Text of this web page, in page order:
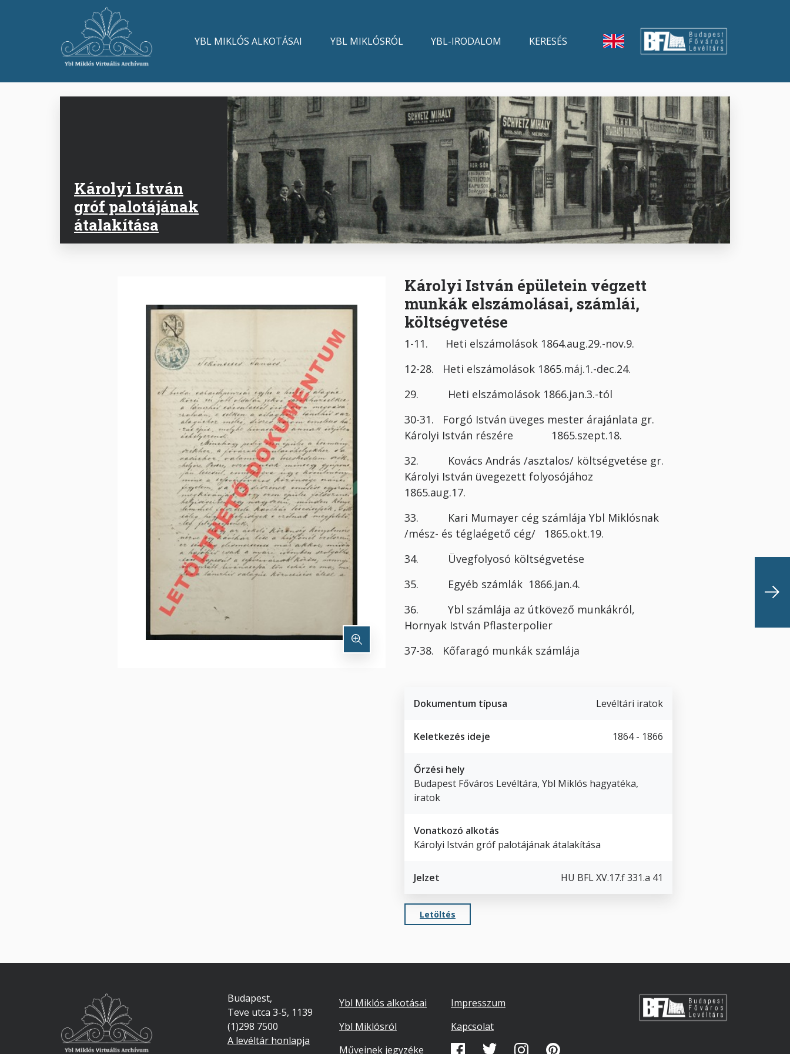
MainYBL MIKLÓS ALKOTÁSAI YBL MIKLÓSRÓL YBL-IRODALOM KERESÉS
Károlyi István
gróf palotájának
átalakítása
Károlyi István épületein végzett
munkák elszámolásai, számlái,
költségvetése
1-11. Heti elszámolások 1864.aug.29.-nov.9.
12-28. Heti elszámolások 1865.máj.1.-dec.24.
29. Heti elszámolások 1866.jan.3.-tól
30-31. Forgó István üveges mester árajánlata gr.
Károlyi István részére 1865.szept.18.
32. Kovács András /asztalos/ költségvetése gr.
Károlyi István üvegezett folyosójához
1865.aug.17.
33. Kari Mumayer cég számlája Ybl Miklósnak
/mész- és téglaégető cég/ 1865.okt.19.
34. Üvegfolyosó költségvetése
35. Egyéb számlák 1866.jan.4.
36. Ybl számlája az útkövező munkákról,
Hornyak István Pflasterpolier
37-38. Kőfaragó munkák számlája
Dokumentum típusa Levéltári iratok
Keletkezés ideje 1864 - 1866
Őrzési hely
Budapest Főváros Levéltára, Ybl Miklós hagyatéka,
iratok
Vonatkozó alkotás
Károlyi István gróf palotájának átalakítása
Jelzet HU BFL XV.17.f 331.a 41
Letöltés
Budapest,
Teve utca 3-5, 1139
(1)298 7500
A levéltár honlapja
Footer
Ybl Miklós alkotásai
Ybl Miklósról
Műveinek jegyzéke
Lábléc
Impresszum
Kapcsolat
Közösségi